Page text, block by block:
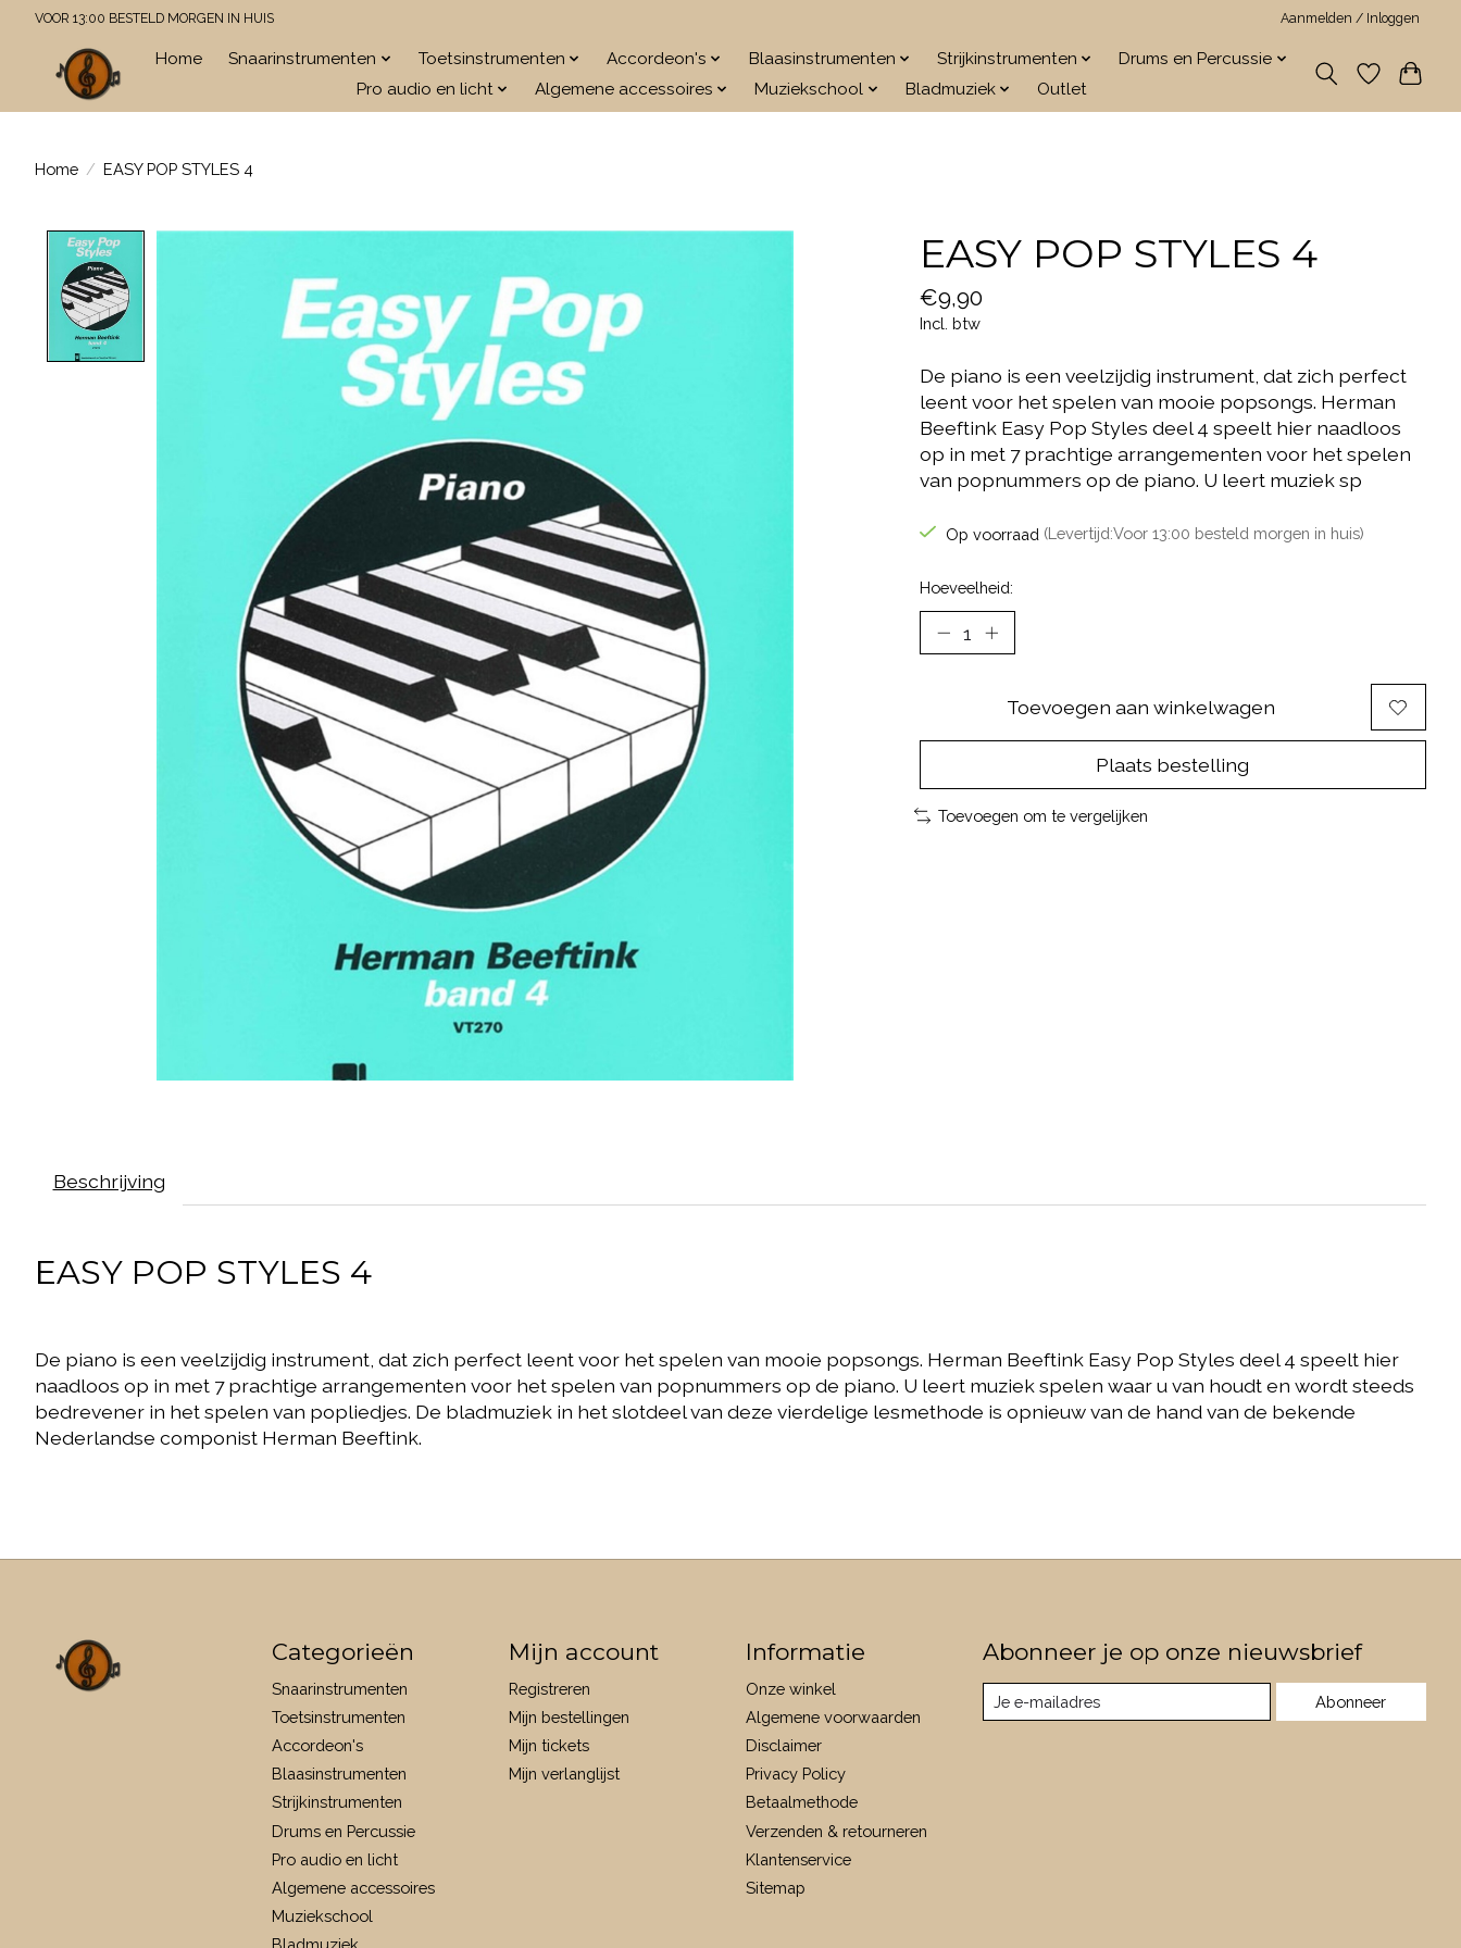
VOOR 13:00 BESTELD MORGEN IN HUIS Aanmelden / Inloggen
Home Snaarinstrumenten Toetsinstrumenten Accordeon's Blaasinstrumenten Strijkinstrumenten
Drums en Percussie
Pro audio en licht
Algemene accessoires Muziekschool Bladmuziek Outlet
Home / EASY POP STYLES 4
EASY POP STYLES 4
€9,90
Incl. btw
De piano is een veelzijdig instrument, dat zich perfect
leent voor het spelen van mooie popsongs. Herman
Beeftink Easy Pop Styles deel 4 speelt hier naadloos
op in met 7 prachtige arrangementen voor het spelen
van popnummers op de piano. U leert muziek sp
Op voorraad (Levertijd:Voor 13:00 besteld morgen in huis)
Hoeveelheid:
Toevoegen aan winkelwagen
Plaats bestelling
Toevoegen om te vergelijken
Beschrijving
EASY POP STYLES 4
De piano is een veelzijdig instrument, dat zich perfect leent voor het spelen van mooie popsongs. Herman Beeftink Easy Pop Styles deel 4 speelt hier
naadloos op in met 7 prachtige arrangementen voor het spelen van popnummers op de piano. U leert muziek spelen waar u van houdt en wordt steeds
bedrevener in het spelen van popliedjes. De bladmuziek in het slotdeel van deze vierdelige lesmethode is opnieuw van de hand van de bekende
Nederlandse componist Herman Beeftink.
Categorieën
Snaarinstrumenten
Toetsinstrumenten
Accordeon's
Blaasinstrumenten
Strijkinstrumenten
Drums en Percussie
Pro audio en licht
Algemene accessoires
Muziekschool
Mijn account
Registreren
Mijn bestellingen
Mijn tickets
Mijn verlanglijst
Informatie
Onze winkel
Algemene voorwaarden
Disclaimer
Privacy Policy
Betaalmethode
Verzenden & retourneren
Klantenservice
Sitemap
Abonneer je op onze nieuwsbrief
Abonneer